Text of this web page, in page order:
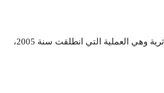
وعلى هامش هذه الزيارة، قام السيد المهدي بن سعيد، بزيارة معرض لاكتشافات أثرية بمدينة أغمات المقام بقصر البديع بمراكش، حيث تم عرض مجموعة من الاكتشافات الأثرية وهي العملية التي انطلقت سنة 2005،